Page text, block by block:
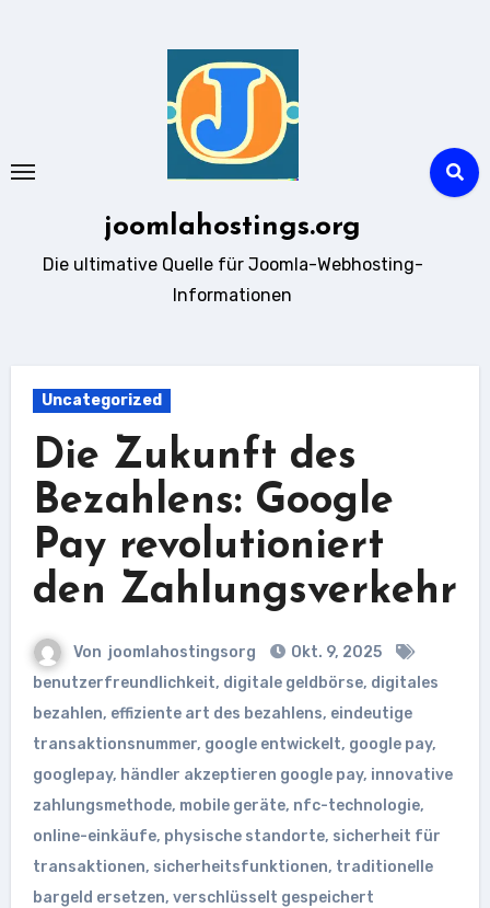
joomlahostings.org
Die ultimative Quelle für Joomla-Webhosting-
Informationen
Uncategorized
Die Zukunft des
Bezahlens: Google
Pay revolutioniert
den Zahlungsverkehr
Von joomlahostingsorg
Okt. 9, 2025
benutzerfreundlichkeit, digitale geldbörse, digitales
bezahlen, effiziente art des bezahlens, eindeutige
transaktionsnummer, google entwickelt, google pay,
googlepay, händler akzeptieren google pay, innovative
zahlungsmethode, mobile geräte, nfc-technologie,
online-einkäufe, physische standorte, sicherheit für
transaktionen, sicherheitsfunktionen, traditionelle
bargeld ersetzen, verschlüsselt gespeichert